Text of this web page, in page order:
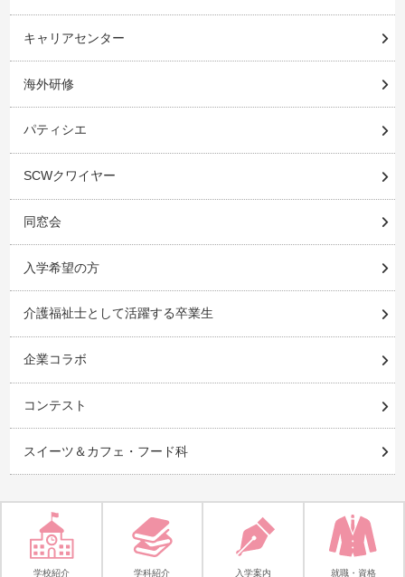
キャリアセンター
海外研修
パティシエ
SCWクワイヤー
同窓会
入学希望の方
介護福祉士として活躍する卒業生
企業コラボ
コンテスト
スイーツ＆カフェ・フード科
学校紹介 学科紹介 入学案内 就職・資格